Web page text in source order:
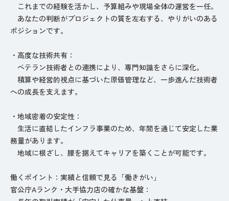
これまでの経験を活かし、予算組みや現場全体の運営を一任。
あなたの判断がプロジェクトの質を左右する、やりがいのある
ポジションです。
・高度な技術共有：
ベテラン技術者との連携により、専門知識をさらに深化。
積算や経営的視点に基づいた原価管理など、一歩進んだ技術者
への成長を支えます。
・地域密着の安定性：
生活に直結したインフラ事業のため、年間を通じて安定した業
務量があります。
地域に根ざし、腰を据えてキャリアを築くことが可能です。
働くポイント：実績と信頼で見る「働きがい」
官公庁Aランク・大手協力店の確かな基盤：